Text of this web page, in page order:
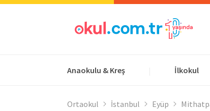
Anaokulu & Kreş İlkokul
Ortaokul İstanbul Eyüp